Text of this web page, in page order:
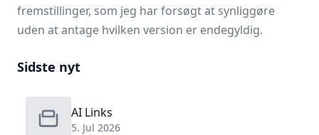
fremstillinger, som jeg har forsøgt at synliggøre
uden at antage hvilken version er endegyldig.
Sidste nyt
AI Links
5. Jul 2026